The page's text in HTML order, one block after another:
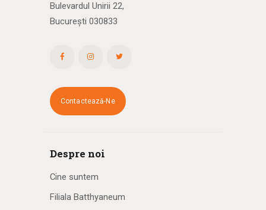
Bulevardul Unirii 22,
București 030833
Contactează-Ne
Despre noi
Cine suntem
Filiala Batthyaneum